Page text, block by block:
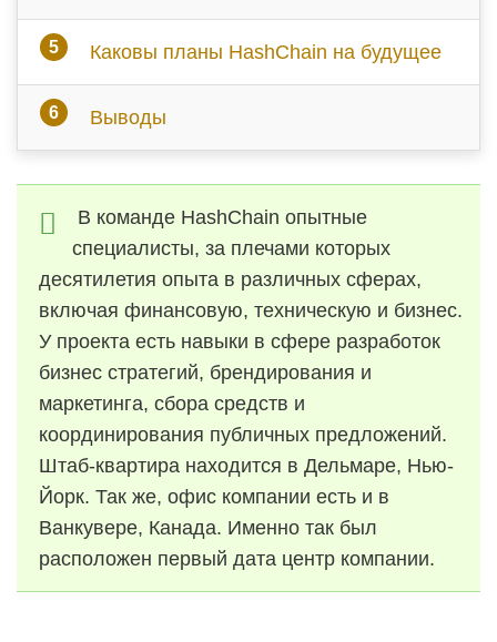
Каковы планы HashChain на будущее
Выводы
В команде HashChain опытные
специалисты, за плечами которых
десятилетия опыта в различных сферах,
включая финансовую, техническую и бизнес.
У проекта есть навыки в сфере разработок
бизнес стратегий, брендирования и
маркетинга, сбора средств и
координирования публичных предложений.
Штаб-квартира находится в Дельмаре, Нью-
Йорк. Так же, офис компании есть и в
Ванкувере, Канада. Именно так был
расположен первый дата центр компании.